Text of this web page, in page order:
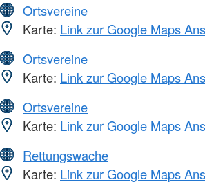
Ortsvereine
Karte: Link zur Google Maps
Ortsvereine
Karte: Link zur Google Maps
Ortsvereine
Karte: Link zur Google Maps
Rettungswache
Karte: Link zur Google Maps